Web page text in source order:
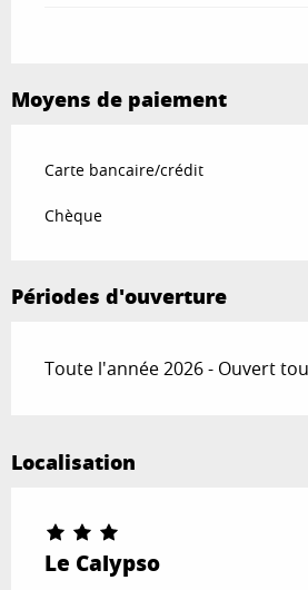
Moyens de paiement
Carte bancaire/crédit
Chèque
Périodes d'ouverture
Toute l'année 2026 - Ouvert
Localisation
Le Calypso